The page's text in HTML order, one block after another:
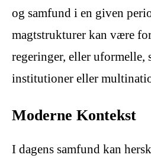
og samfund i en given
magtstrukturer kan være
regeringer, eller uformelle,
institutioner eller
Moderne Kontekst
I dagens samfund kan